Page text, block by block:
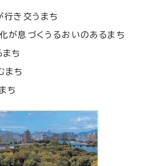
行き交うまち
が息づくうるおいのあるまち
ち
まち
ち